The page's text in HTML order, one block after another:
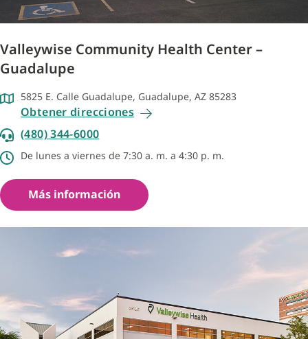
Valleywise Community Health Center –
Guadalupe
5825 E. Calle Guadalupe, Guadalupe, AZ 85283
Obtener direcciones
(480) 344-6000
De lunes a viernes de 7:30 a. m. a 4:30 p. m.
Más información